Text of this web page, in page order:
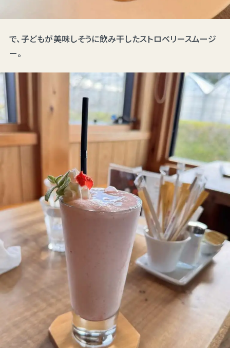
で、子どもが美味しそうに飲み干したストロベリースムージ
ー。